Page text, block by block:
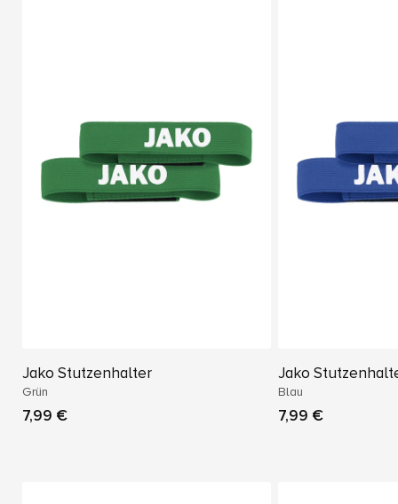
Jako Stutzenhalter
Grün
7,99 €
Jako
Blau
7,99 €